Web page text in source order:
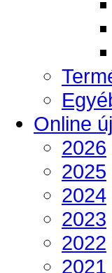
Online
2026
2025
2024
2023
2022
2021